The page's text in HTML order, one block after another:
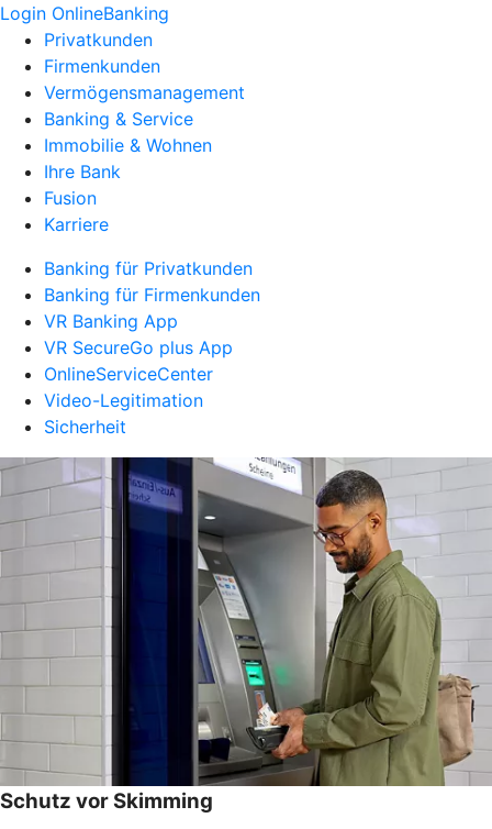
Login OnlineBanking
Privatkunden
Firmenkunden
Vermögensmanagement
Banking & Service
Immobilie & Wohnen
Ihre Bank
Fusion
Karriere
Banking für Privatkunden
Banking für Firmenkunden
VR Banking App
VR SecureGo plus App
OnlineServiceCenter
Video-Legitimation
Sicherheit
Schutz vor Skimming